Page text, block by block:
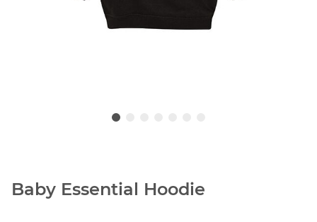
Baby Essential Hoodie